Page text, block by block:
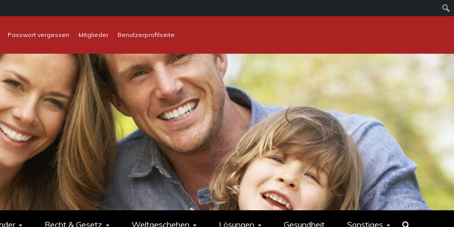
Passwort vergessen Mitglieder
Benutzerprofilseite
Recht & Gesetz Weltgeschehen Lösungen Gesundheit Sonstiges